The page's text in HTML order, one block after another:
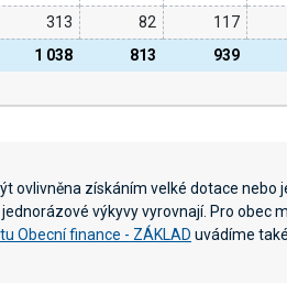
1 038 813 939
313 82 117
ovlivněna získáním velké dotace
výkyvy vyrovnají. Pro
Obecní finance - ZÁKLAD uvádíme